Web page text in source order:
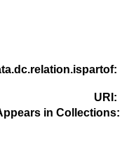
:
URI :
in Collections: